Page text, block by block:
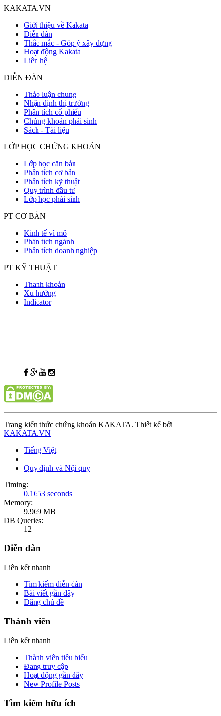
KAKATA.VN
Giới thiệu về Kakata
Diễn đàn
Thắc mắc - Góp ý xây dựng
Hoạt động Kakata
Liên hệ
DIỄN ĐÀN
Thảo luận chung
Nhận định thị trường
Phân tích cổ phiếu
Chứng khoán phái sinh
Sách - Tài liệu
LỚP HỌC CHỨNG KHOÁN
Lớp học căn bản
Phân tích cơ bản
Phân tích kỹ thuật
Quy trình đầu tư
Lớp học phái sinh
PT CƠ BẢN
Kinh tế vĩ mô
Phân tích ngành
Phân tích doanh nghiệp
PT KỸ THUẬT
Thanh khoản
Xu hướng
Indicator
Trang kiến thức chứng khoán KAKATA. Thiết kế bởi
KAKATA.VN
Tiếng Việt
Quy định và Nội quy
Timing:
0.1653 seconds
Memory:
9.969 MB
DB Queries:
12
Diễn đàn
Liên kết nhanh
Tìm kiếm diễn đàn
Bài viết gần đây
Đăng chủ đề
Thành viên
Liên kết nhanh
Thành viên tiêu biểu
Đang truy cập
Hoạt động gần đây
New Profile Posts
Tìm kiếm hữu ích